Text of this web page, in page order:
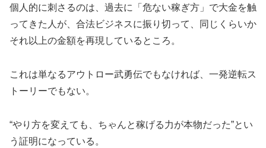
個人的に刺さるのは、過去に「危ない稼ぎ方」で大金を触
ってきた人が、合法ビジネスに振り切って、同じくらいか
それ以上の金額を再現しているところ。
これは単なるアウトロー武勇伝でもなければ、一発逆転ス
トーリーでもない。
“やり方を変えても、ちゃんと稼げる力が本物だった”とい
う証明になっている。